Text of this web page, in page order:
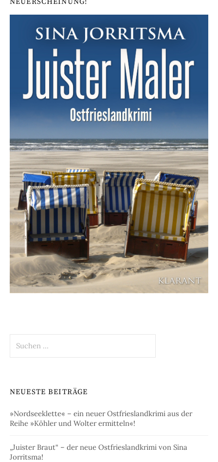
nach:
NEUESTE BEITRÄGE
»Nordseeklette« – ein neuer Ostfrieslandkrimi aus der
Reihe »Köhler und Wolter ermitteln«!
„Juister Braut“ – der neue Ostfrieslandkrimi von Sina
Jorritsma!